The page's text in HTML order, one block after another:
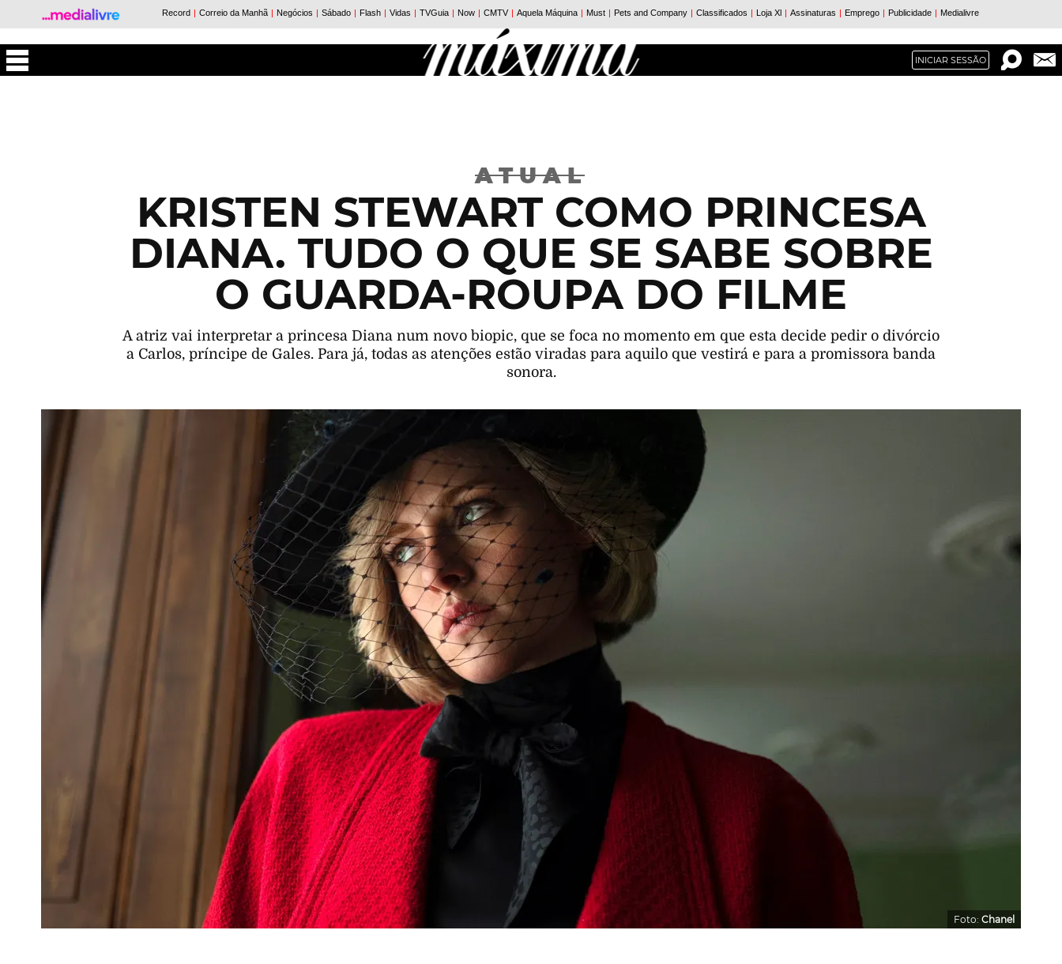
INICIAR SESSÃO
ATUAL
KRISTEN STEWART COMO PRINCESA
DIANA. TUDO O QUE SE SABE SOBRE
O GUARDA-ROUPA DO FILME
A atriz vai interpretar a princesa Diana num novo biopic, que se foca no momento em que esta decide pedir o divórcio
a Carlos, príncipe de Gales. Para já, todas as atenções estão viradas para aquilo que vestirá e para a promissora banda
sonora.
Foto: Chanel